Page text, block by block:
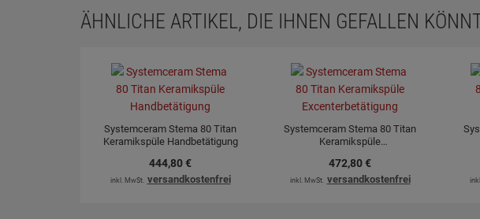
ÄHNLICHE ARTIKEL, DIE IHNEN GEFALLEN
Systemceram Stema 80 Titan
Keramikspüle Handbetätigung
444,80€
inkl. MwSt. versandkostenfrei
Systemceram Stema 80 Titan
Keramikspüle
472,80€
inkl. MwSt. versandkostenfrei